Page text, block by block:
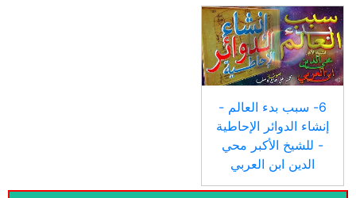
6- سبب بدء العالم -
إنشاء الدوائر الإحاطية
- للشيخ الأكبر محي
الدين ابن العربي